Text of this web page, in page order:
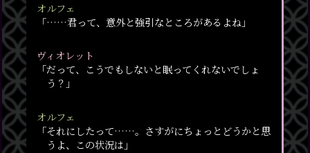
オルフェ
「……君って、意外と強引なところがあるよね」
ヴィオレット
「だって、こうでもしないと眠ってくれないでしょ
う？」
オルフェ
「それにしたって……。さすがにちょっとどうかと思
うよ、この状況は」